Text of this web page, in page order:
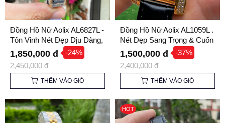
Đồng Hồ Nữ Aolix AL6827L -
Tôn Vinh Nét Đẹp Dịu Dàng,
Tinh Tế
1,850,000 đ -24%
2,450,000 đ
THÊM VÀO GIỎ
Đồng Hồ Nữ Aolix AL1059L .
Nét Đẹp Sang Trọng & Cuốn
Hút Cho Phái Đẹp
1,500,000 đ -37%
2,400,000 đ
THÊM VÀO GIỎ
HOT